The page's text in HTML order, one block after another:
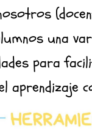
una
para
aprendizaje